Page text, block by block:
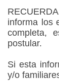
informa los
completa,
postular.
Si esta
y/o